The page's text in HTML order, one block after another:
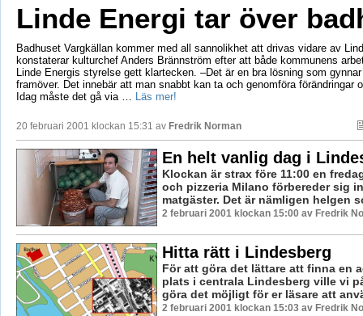
Linde Energi tar över
Badhuset Vargkällan kommer med all sannolikhet att drivas vidare av
konstaterar kulturchef Anders Brännström efter att både kommunens
Linde Energis styrelse gett klartecken. –Det är en bra lösning som
framöver. Det innebär att man snabbt kan ta och genomföra förändringar
Idag måste det gå via …
Läs mer!
20 februari 2001 klockan 15:31 av Fredrik Norman
En helt vanlig dag i
Klockan är strax före 11:00 en
och pizzeria Milano förbereder sig
matgäster. Det är nämligen helgen
2 februari 2001 klockan 15:00 av Fredrik
Hitta rätt i Lindesberg
För att göra det lättare att finna en
plats i centrala Lindesberg ville vi
göra det möjligt för er läsare att
2 februari 2001 klockan 15:03 av Fredrik